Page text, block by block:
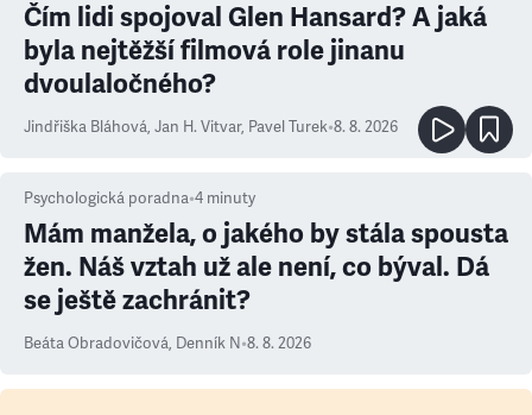
Čím lidi spojoval Glen Hansard? A jaká
byla nejtěžší filmová role jinanu
dvoulaločného?
Jindřiška Bláhová, Jan H. Vitvar, Pavel Turek•8. 8. 2026
Psychologická poradna•4 minuty
Mám manžela, o jakého by stála spousta
žen. Náš vztah už ale není, co býval. Dá
se ještě zachránit?
Beáta Obradovičová, Denník N•8. 8. 2026